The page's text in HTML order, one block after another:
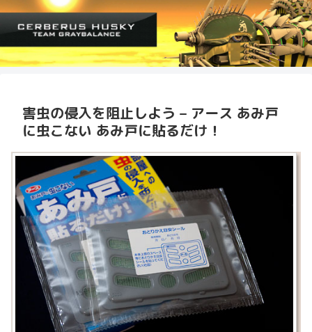
害虫の侵入を阻止しよう – アース あみ戸
に虫こない あみ戸に貼るだけ！